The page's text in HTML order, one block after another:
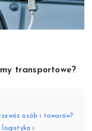
transportowe?
osób i towarów?
logistyka i